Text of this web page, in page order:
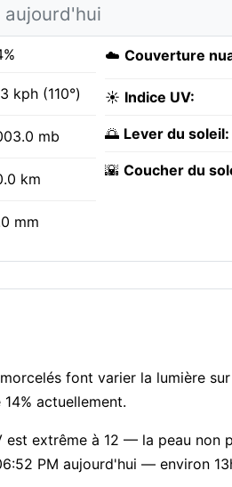
aujourd'hui
kph (110°)
mb
km
mm
☁️ Couverture
☀️ Indice UV:
🌅 Lever du soleil:
🌇 Coucher du
font varier la lumière
actuellement.
est extrême à 12 — la peau non
PM aujourd'hui — environ